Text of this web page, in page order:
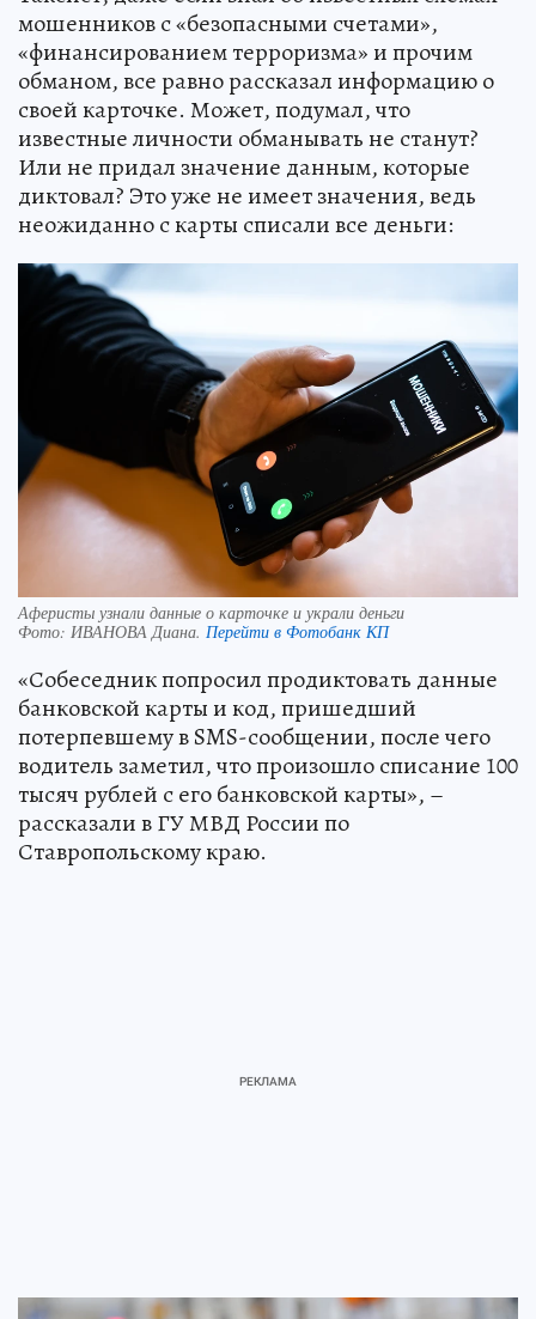
мошенников с «безопасными счетами»,
«финансированием терроризма» и прочим
обманом, все равно рассказал информацию о
своей карточке. Может, подумал, что
известные личности обманывать не станут?
Или не придал значение данным, которые
диктовал? Это уже не имеет значения, ведь
неожиданно с карты списали все деньги:
Аферисты узнали данные о карточке и украли деньги
Фото: ИВАНОВА Диана. Перейти в Фотобанк КП
«Собеседник попросил продиктовать данные
банковской карты и код, пришедший
потерпевшему в SMS-сообщении, после чего
водитель заметил, что произошло списание 100
тысяч рублей с его банковской карты», –
рассказали в ГУ МВД России по
Ставропольскому краю.